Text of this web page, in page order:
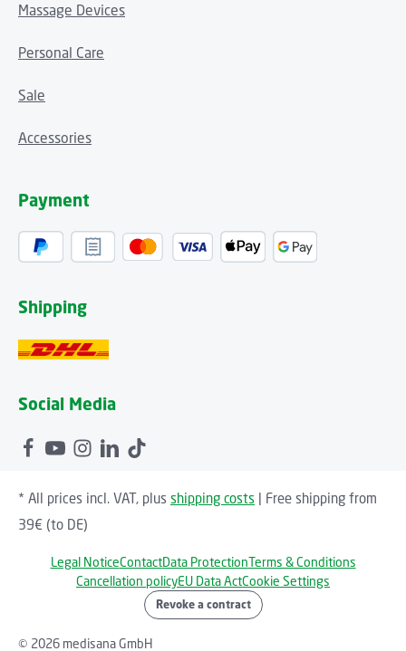
Massage Devices
Personal Care
Sale
Accessories
Payment
Shipping
Social Media
* All prices incl. VAT, plus shipping costs | Free shipping from
39€ (to DE)
© 2026 medisana GmbH
Legal NoticeContactData ProtectionTerms & Conditions
Cancellation policyEU Data ActCookie Settings
Revoke a contract